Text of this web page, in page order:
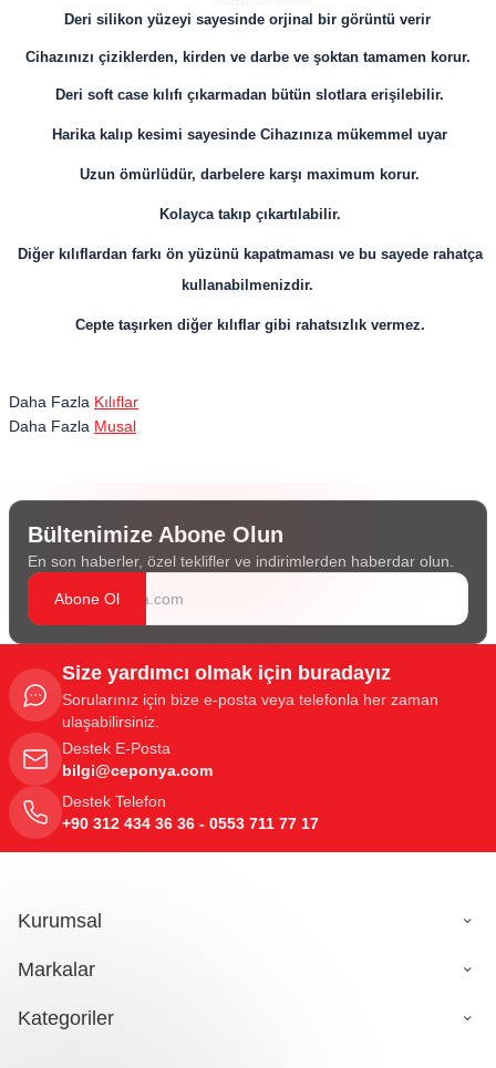
Deri silikon yüzeyi sayesinde orjinal bir görüntü verir
Cihazınızı çiziklerden, kirden ve darbe ve şoktan tamamen korur.
Deri soft case kılıfı çıkarmadan bütün slotlara erişilebilir.
Harika kalıp kesimi sayesinde Cihazınıza mükemmel uyar
Uzun ömürlüdür, darbelere karşı maximum korur.
Kolayca takıp çıkartılabilir.
Diğer kılıflardan farkı ön yüzünü kapatmaması ve bu sayede rahatça
kullanabilmenizdir.
Cepte taşırken diğer kılıflar gibi rahatsızlık vermez.
Daha Fazla Kılıflar
Daha Fazla Musal
Bültenimize Abone Olun
En son haberler, özel teklifler ve indirimlerden haberdar olun.
Abone Ol
Size yardımcı olmak için buradayız
Sorularınız için bize e-posta veya telefonla her zaman
ulaşabilirsiniz.
Destek E-Posta
bilgi@ceponya.com
Destek Telefon
+90 312 434 36 36 - 0553 711 77 17
Kurumsal
Markalar
Kategoriler